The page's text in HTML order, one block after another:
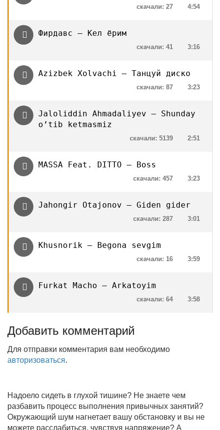
4:54
скачали: 27
Фирдавс — Кел ёрим
3:16
скачали: 41
Azizbek Xolvachi — Танцуй диско
3:23
скачали: 87
Jaloliddin Ahmadaliyev — Shunday
o’tib ketmasmiz
2:51
скачали: 5139
MASSA Feat. DITTO — Boss
3:23
скачали: 457
Jahongir Otajonov — Giden gider
3:01
скачали: 287
Khusnorik — Begona sevgim
3:59
скачали: 16
Furkat Macho — Arkatoyim
3:58
скачали: 64
Добавить комментарий
Для отправки комментария вам необходимо
авторизоваться.
Надоело сидеть в глухой тишине? Не знаете чем
разбавить процесс выполнения привычных занятий?
Окружающий шум нагнетает вашу обстановку и вы не
можете расслабиться, чувствуя напряжение? А